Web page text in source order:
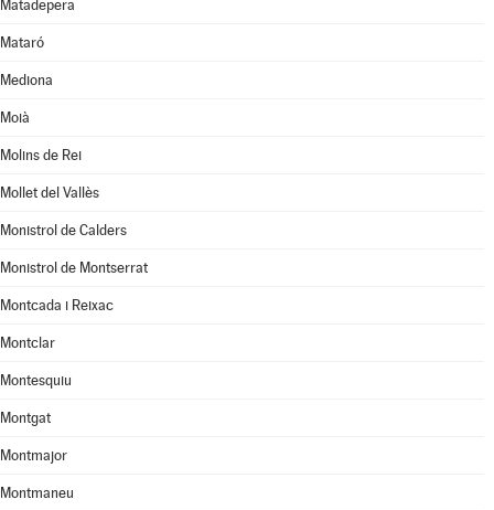
Matadepera
Mataró
Mediona
Moià
Molins de Rei
Mollet del Vallès
Monistrol de Calders
Monistrol de Montserrat
Montcada i Reixac
Montclar
Montesquiu
Montgat
Montmajor
Montmaneu